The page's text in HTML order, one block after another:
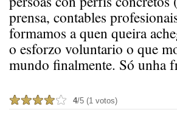
prensa, contables
formamos a quen queira
o esforzo voluntario o que
mundo finalmente. Só unha
4/5 (1 votos)